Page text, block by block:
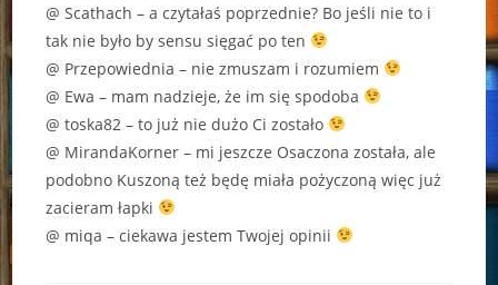
@ Scathach – a czytałaś poprzednie? Bo jeśli nie to i
tak nie było by sensu sięgać po ten
@ Przepowiednia – nie zmuszam i rozumiem
@ Ewa – mam nadzieje, że im się spodoba
@ toska82 – to już nie dużo Ci zostało
@ MirandaKorner – mi jeszcze Osaczona została, ale
podobno Kuszoną też będę miała pożyczoną więc już
zacieram łapki
@ miqa – ciekawa jestem Twojej opinii